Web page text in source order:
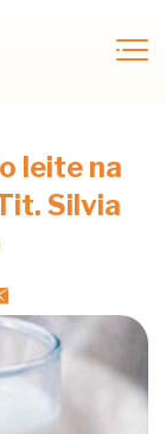
leite na
Silvia